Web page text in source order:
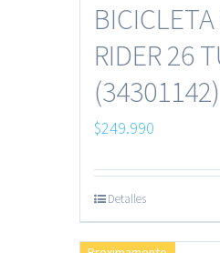
RIDER 26
(34301142)
$249.990
Detalles